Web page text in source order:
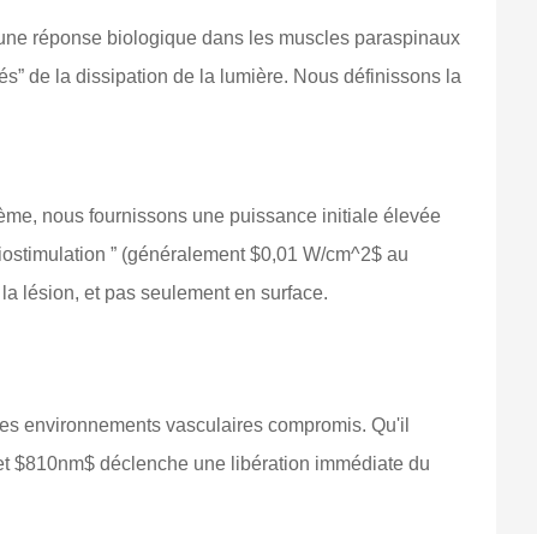
réponse biologique dans les muscles paraspinaux
de la dissipation de la lumière. Nous définissons la
nous fournissons une puissance initiale élevée
” (généralement $0,01 W/cm^2$ au
lésion, et pas seulement en surface.
environnements vasculaires compromis. Qu'il
$810nm$ déclenche une libération immédiate du